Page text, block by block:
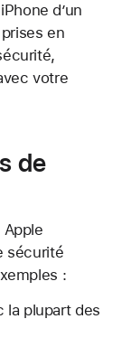
d’un
en
votre
de
sécurité
:
la plupart des